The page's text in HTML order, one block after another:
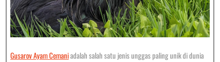
Gusarov Ayam Cemaniadalah salah satu jenis unggas paling unik di dunia